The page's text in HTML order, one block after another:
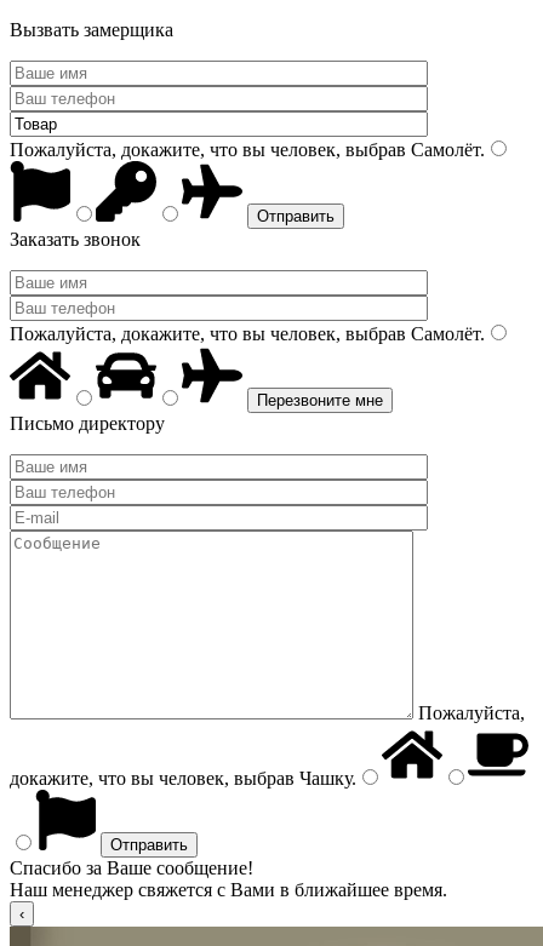
Вызвать замерщика
Пожалуйста, докажите, что вы человек, выбрав Самолёт.
Заказать звонок
Пожалуйста, докажите, что вы человек, выбрав Самолёт.
Письмо директору
Пожалуйста,
докажите, что вы человек, выбрав Чашку.
Спасибо за Ваше сообщение!
Наш менеджер свяжется с Вами в ближайшее время.